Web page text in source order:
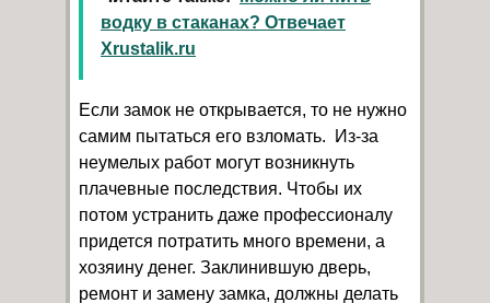
водку в стаканах? Отвечает
Xrustalik.ru
Если замок не открывается, то не нужно
самим пытаться его взломать. Из-за
неумелых работ могут возникнуть
плачевные последствия. Чтобы их
потом устранить даже профессионалу
придется потратить много времени, а
хозяину денег. Заклинившую дверь,
ремонт и замену замка, должны делать